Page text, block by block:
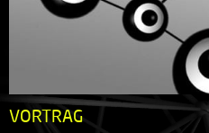
VORTRAG